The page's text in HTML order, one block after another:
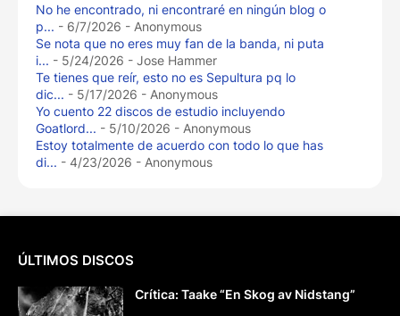
No he encontrado, ni encontraré en ningún blog o
p... - 6/7/2026 - Anonymous
Se nota que no eres muy fan de la banda, ni puta
i... - 5/24/2026 - Jose Hammer
Te tienes que reír, esto no es Sepultura pq lo
dic... - 5/17/2026 - Anonymous
Yo cuento 22 discos de estudio incluyendo
Goatlord... - 5/10/2026 - Anonymous
Estoy totalmente de acuerdo con todo lo que has
di... - 4/23/2026 - Anonymous
ÚLTIMOS DISCOS
Crítica: Taake “En Skog av Nidstang”